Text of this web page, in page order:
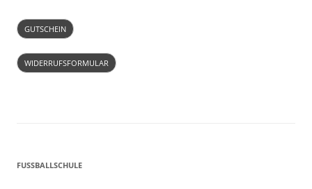
GUTSCHEIN
WIDERRUFSFORMULAR
FUSSBALLSCHULE